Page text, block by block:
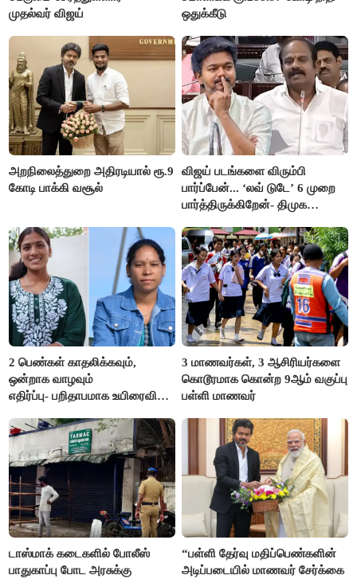
முதல்வர் விஜய்
ஒதுக்கீடு
அறநிலைத்துறை அதிரடியால் ரூ.9
கோடி பாக்கி வசூல்
விஜய் படங்களை விரும்பி
பார்ப்பேன்... ‘லவ் டுடே’ 6 முறை
பார்த்திருக்கிறேன்- திமுக
2 பெண்கள் காதலிக்கவும்,
ஒன்றாக வாழவும்
எதிர்ப்பு- பறிதாபமாக உயிரைவிட்ட
3 மாணவர்கள், 3 ஆசிரியர்களை
கொடூரமாக கொன்ற 9ஆம் வகுப்பு
பள்ளி மாணவர்
டாஸ்மாக் கடைகளில் போலீஸ்
பாதுகாப்பு போட அரசுக்கு
“பள்ளி தேர்வு மதிப்பெண்களின்
அடிப்படையில் மாணவர் சேர்க்கை